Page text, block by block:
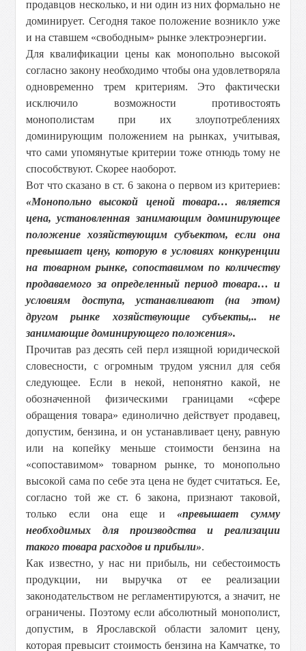
продавцов несколько, и ни один из них формально не
доминирует. Сегодня такое положение возникло уже
и на ставшем «свободным» рынке электроэнергии.
Для квалификации цены как монопольно высокой
согласно закону необходимо чтобы она удовлетворяла
одновременно трем критериям. Это фактически
исключило возможности противостоять
монополистам при их злоупотреблениях
доминирующим положением на рынках, учитывая,
что сами упомянутые критерии тоже отнюдь тому не
способствуют. Скорее наоборот.
Вот что сказано в ст. 6 закона о первом из критериев:
«Монопольно высокой ценой товара… является
цена, установленная занимающим доминирующее
положение хозяйствующим субъектом, если она
превышает цену, которую в условиях конкуренции
на товарном рынке, сопоставимом по количеству
продаваемого за определенный период товара… и
условиям доступа, устанавливают (на этом)
другом рынке хозяйствующие субъекты,.. не
занимающие доминирующего положения».
Прочитав раз десять сей перл изящной юридической
словесности, с огромным трудом уяснил для себя
следующее. Если в некой, непонятно какой, не
обозначенной физическими границами «сфере
обращения товара» единолично действует продавец,
допустим, бензина, и он устанавливает цену, равную
или на копейку меньше стоимости бензина на
«сопоставимом» товарном рынке, то монопольно
высокой сама по себе эта цена не будет считаться. Ее,
согласно той же ст. 6 закона, признают таковой,
только если она еще и«превышает сумму
необходимых для производства и реализации
такого товара расходов и прибыли».
Как известно, у нас ни прибыль, ни себестоимость
продукции, ни выручка от ее реализации
законодательством не регламентируются, а значит, не
ограничены. Поэтому если абсолютный монополист,
допустим, в Ярославской области заломит цену,
которая превысит стоимость бензина на Камчатке, то